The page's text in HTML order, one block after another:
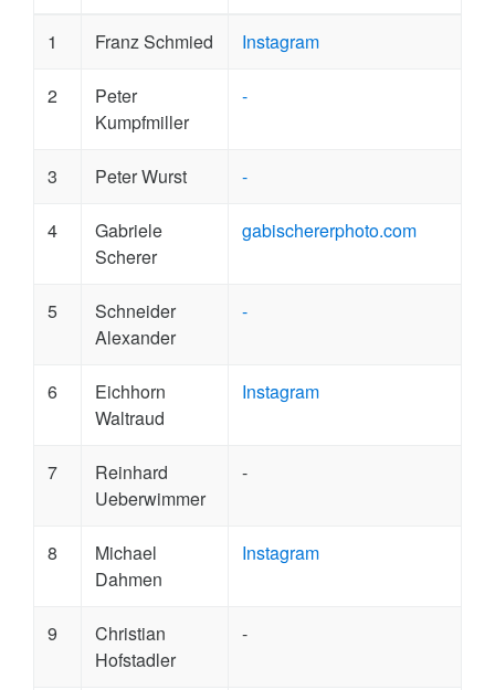
1 Franz Schmied Instagram
2
Peter
Kumpfmiller
-
3 Peter Wurst -
4
Gabriele
Scherer
gabischererphoto.com
5
Schneider
Alexander
-
6
Eichhorn
Waltraud
Instagram
7
Reinhard
Ueberwimmer
-
8
Michael
Dahmen
Instagram
9
Christian
Hofstadler
-